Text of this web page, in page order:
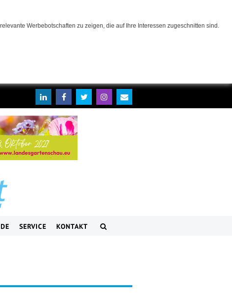
Werbebotschaften zu zeigen, die auf Ihre Interessen zugeschnitten sind.
SERVICE KONTAKT